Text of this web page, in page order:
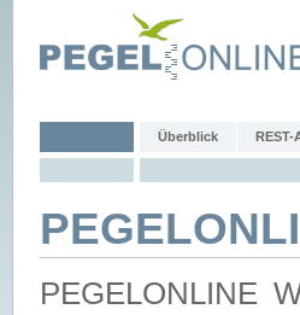
Überblick REST-
PEGELONLINE